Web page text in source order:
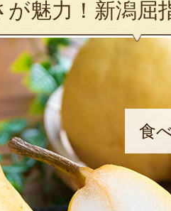
が魅力！新潟屈
食